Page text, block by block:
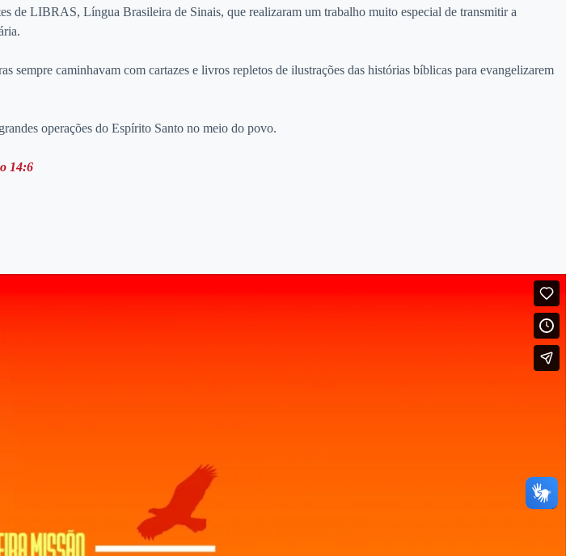
de LIBRAS, Língua Brasileira de Sinais, que realizaram um trabalho muito especial de transmitir a
sempre caminhavam com cartazes e livros repletos de ilustrações das histórias bíblicas para evangelizarem
operações do Espírito Santo no meio do povo.
14:6